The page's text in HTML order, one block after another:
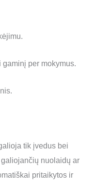
per mokymus.
tik įvedus bei
nuolaidų ar
pritaikytos ir